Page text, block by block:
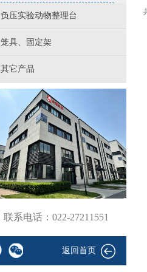
负压实验动物整理台
笼具、固定架
其它产品
联系电话：022-27211551
返回首页